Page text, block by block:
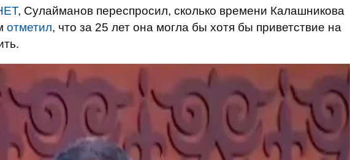
, Сулайманов переспросил, сколько времени Калашникова
отметил, что за 25 лет она могла бы хотя бы приветствие на